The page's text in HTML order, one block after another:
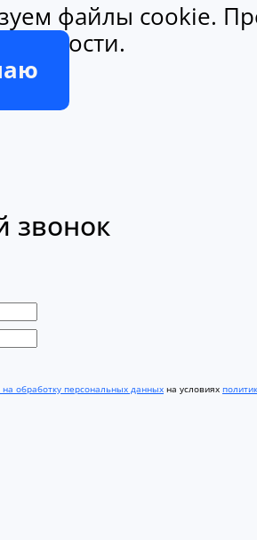
файлы cookie.
звонок
на обработку персональных данных на условиях